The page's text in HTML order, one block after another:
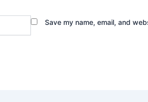
Save my name, email, and